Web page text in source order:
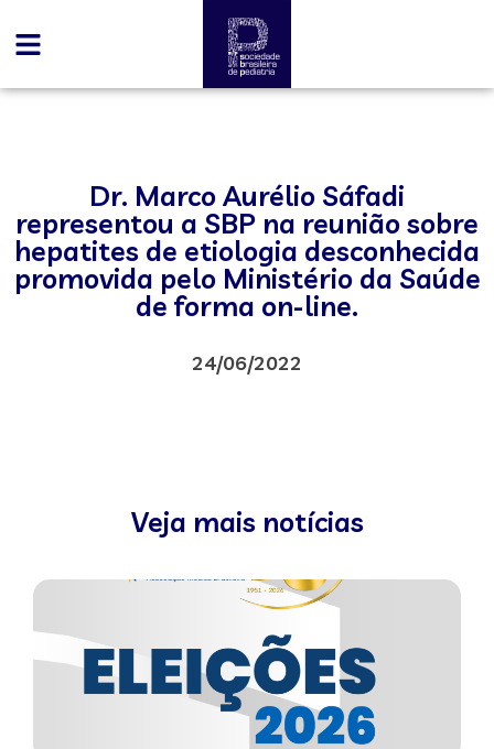
Dr. Marco Aurélio Sáfadi
representou a SBP na reunião sobre
hepatites de etiologia desconhecida
promovida pelo Ministério da Saúde
de forma on-line.
24/06/2022
Veja mais notícias